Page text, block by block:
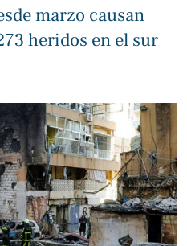
marzo causan
heridos en el sur